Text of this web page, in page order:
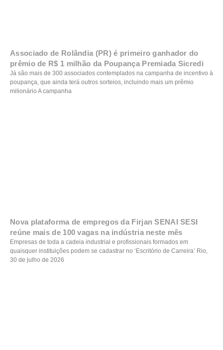
Associado de Rolândia (PR) é primeiro ganhador do
prêmio de R$ 1 milhão da Poupança Premiada Sicredi
Já são mais de 300 associados contemplados na campanha de incentivo à
poupança, que ainda terá outros sorteios, incluindo mais um prêmio
milionário A campanha
Nova plataforma de empregos da Firjan SENAI SESI
reúne mais de 100 vagas na indústria neste mês
Empresas de toda a cadeia industrial e profissionais formados em
quaisquer instituições podem se cadastrar no ‘Escritório de Carreira’ Rio,
30 de julho de 2026